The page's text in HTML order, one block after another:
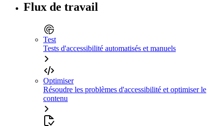
Flux de travail
Test
Tests d'accessibilité automatisés et manuels
Optimiser
Résoudre les problèmes d'accessibilité et optimiser le
contenu